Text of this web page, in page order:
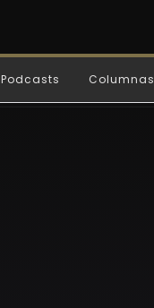
Podcasts Columnas